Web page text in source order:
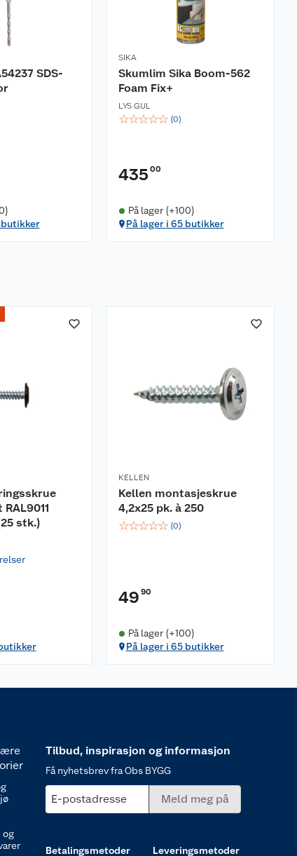
SDS-
butikker
SIKA
Skumlim Sika Boom-562
Foam Fix+
LYS GUL
☆☆☆☆☆ (0)
435 00
På lager (+100)
På lager i 65 butikker
stk.)
KELLEN
Kellen montasjeskrue
4,2x25 pk. à 250
☆☆☆☆☆ (0)
49 90
På lager (+100)
På lager i 65 butikker
og
Tilbud, inspirasjon og informasjon
Få nyhetsbrev fra Obs BYGG
E-postadresse Meld meg på
Betalingsmetoder Leveringsmetoder